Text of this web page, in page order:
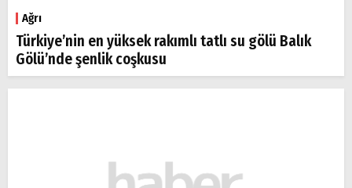
Ağrı
Türkiye’nin en yüksek rakımlı tatlı su gölü Balık
Gölü’nde şenlik coşkusu